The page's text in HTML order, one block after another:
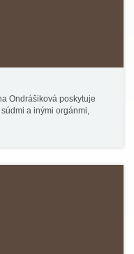
Ondrášiková poskytuje
a inými orgánmi,